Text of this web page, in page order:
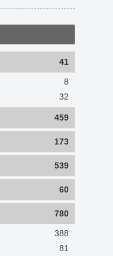
41
8
32
459
173
539
60
780
388
81